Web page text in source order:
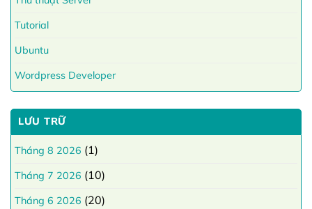
Tutorial
Ubuntu
Wordpress Developer
LƯU TRỮ
Tháng 8 2026 (1)
Tháng 7 2026 (10)
Tháng 6 2026 (20)